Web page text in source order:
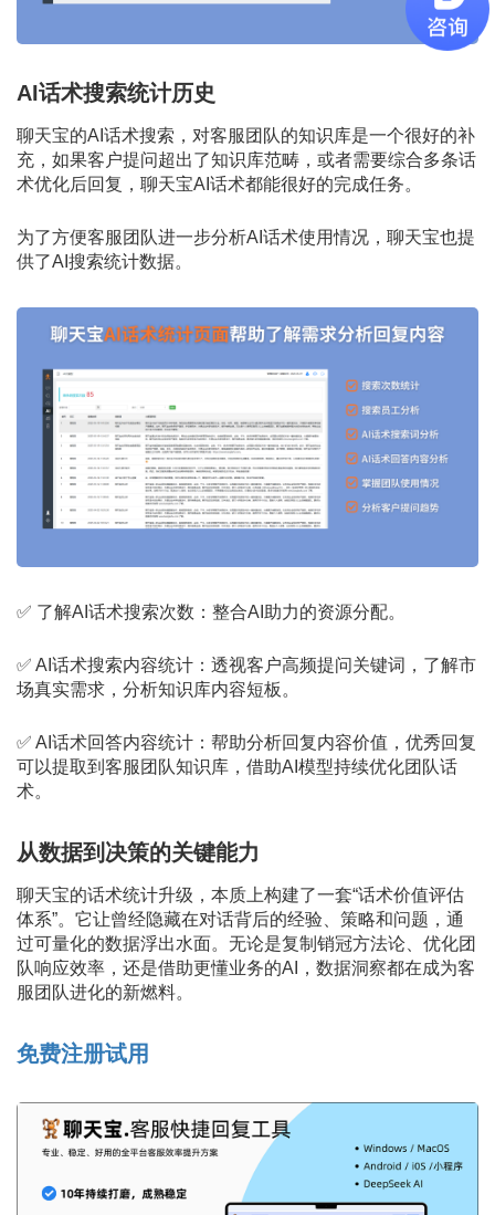
AI话术搜索统计历史
聊天宝的AI话术搜索，对客服团队的知识库是一个很好的补
充，如果客户提问超出了知识库范畴，或者需要综合多条话
术优化后回复，聊天宝AI话术都能很好的完成任务。
为了方便客服团队进一步分析AI话术使用情况，聊天宝也提
供了AI搜索统计数据。
✅ 了解AI话术搜索次数：整合AI助力的资源分配。
✅ AI话术搜索内容统计：透视客户高频提问关键词，了解市
场真实需求，分析知识库内容短板。
✅ AI话术回答内容统计：帮助分析回复内容价值，优秀回复
可以提取到客服团队知识库，借助AI模型持续优化团队话
术。
从数据到决策的关键能力
聊天宝的话术统计升级，本质上构建了一套“话术价值评估
体系”。它让曾经隐藏在对话背后的经验、策略和问题，通
过可量化的数据浮出水面。无论是复制销冠方法论、优化团
队响应效率，还是借助更懂业务的AI，数据洞察都在成为客
服团队进化的新燃料。
免费注册试用